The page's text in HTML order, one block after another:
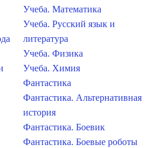
Учеба. Математика
Учеба. Русский язык и
литература
Учеба. Физика
Учеба. Химия
Фантастика
Фантастика. Альтернативная
история
Фантастика. Боевик
Фантастика. Боевые роботы